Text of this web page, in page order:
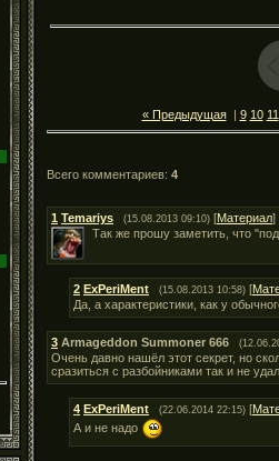
« Предыдущая| 9 10 11
Всего комментариев: 4
1 Temariys (15.08.2013 09:10) [Материал]
Так же прошу заметить, что
2 ExPeriMent (15.08.2013 10:58) [
Да, а характеристики, как у
3 Armageddon Summoner 666
Очень давно нашёл этот секрет, но
сразиться с разбойниками так и не
4 ExPeriMent (22.06.2014 22:15) [
А и не надо